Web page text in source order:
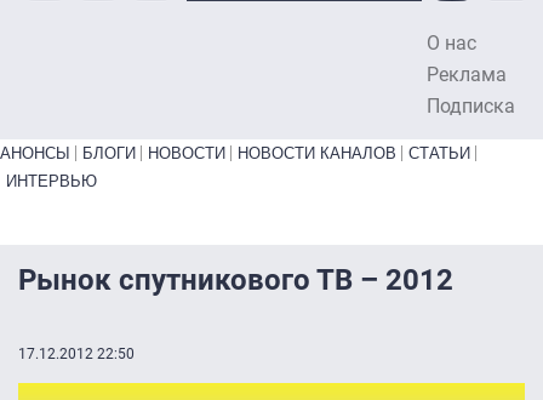
О нас
Реклама
Подписка
Primary links bottom
АНОНСЫ БЛОГИ НОВОСТИ НОВОСТИ КАНАЛОВ
СТАТЬИ
ИНТЕРВЬЮ
Рынок спутникового ТВ – 2012
17.12.2012 22:50